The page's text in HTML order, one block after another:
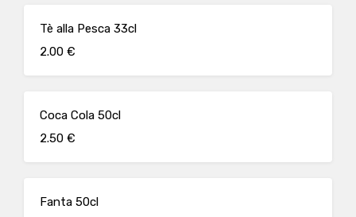
Tè alla Pesca 33cl
2.00 €
Coca Cola 50cl
2.50 €
Fanta 50cl